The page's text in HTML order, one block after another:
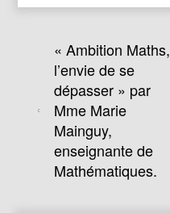
« Ambition Maths,
l’envie de se
dépasser » par
Mme Marie
Mainguy,
enseignante de
Mathématiques.